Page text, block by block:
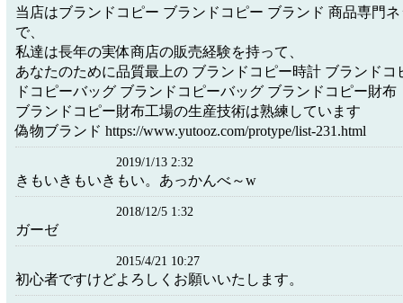
当店はブランドコピー ブランドコピー ブランド 商品専門
で、
私達は長年の実体商店の販売経験を持って、
あなたのために品質最上の ブランドコピー時計 ブランドコ
ドコピーバッグ ブランドコピーバッグ ブランドコピー財布
ブランドコピー財布工場の生産技術は熟練しています
偽物ブランド https://www.yutooz.com/protype/list-231.html
2019/1/13 2:32
きもいきもいきもい。あっかんべ～w
2018/12/5 1:32
ガーゼ
2015/4/21 10:27
初心者ですけどよろしくお願いいたします。